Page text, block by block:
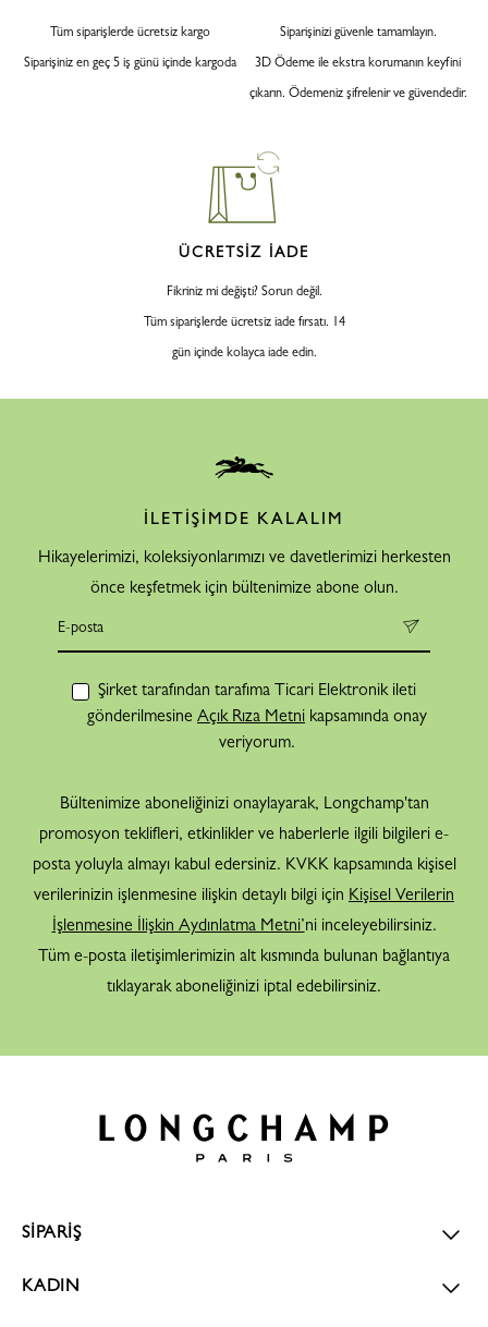
Tüm siparişlerde ücretsiz kargo
Siparişiniz en geç 5 iş günü içinde kargoda
Siparişinizi güvenle tamamlayın.
3D Ödeme ile ekstra korumanın keyfini
çıkarın. Ödemeniz şifrelenir ve güvendedir.
ÜCRETSİZ İADE
Fikriniz mi değişti? Sorun değil.
Tüm siparişlerde ücretsiz iade fırsatı. 14
gün içinde kolayca iade edin.
İLETİŞİMDE KALALIM
Hikayelerimizi, koleksiyonlarımızı ve davetlerimizi herkesten
önce keşfetmek için bültenimize abone olun.
Şirket tarafından tarafıma Ticari Elektronik ileti
gönderilmesine Açık Rıza Metni kapsamında onay
veriyorum.
Bültenimize aboneliğinizi onaylayarak, Longchamp'tan
promosyon teklifleri, etkinlikler ve haberlerle ilgili bilgileri e-
posta yoluyla almayı kabul edersiniz. KVKK kapsamında kişisel
verilerinizin işlenmesine ilişkin detaylı bilgi için Kişisel Verilerin
İşlenmesine İlişkin Aydınlatma Metni’ni inceleyebilirsiniz.
Tüm e-posta iletişimlerimizin alt kısmında bulunan bağlantıya
tıklayarak aboneliğinizi iptal edebilirsiniz.
SİPARİŞ
KADIN